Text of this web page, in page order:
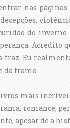
nas
do
traz. Eu
da trama.
mais
romance,
apesar de a